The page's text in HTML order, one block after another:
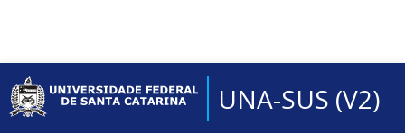
UNA-SUS (V2)